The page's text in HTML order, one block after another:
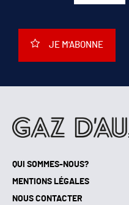
QUI SOMMES-NOUS?
MENTIONS LÉGALES
NOUS CONTACTER
JE M'ABONNE